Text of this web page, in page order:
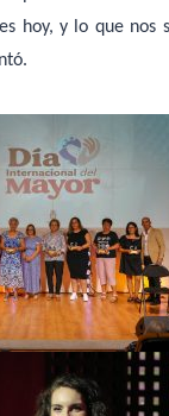
hoy, y lo que nos